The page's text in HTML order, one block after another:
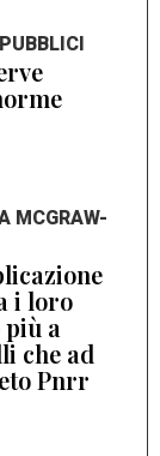
MCGRAW-
i loro
a
che ad
Pnrr